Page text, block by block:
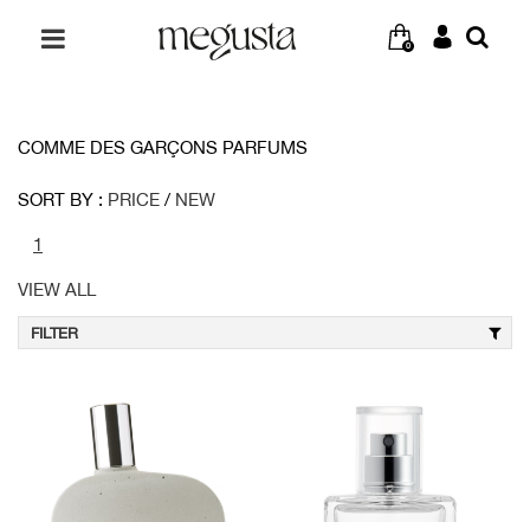
0
COMME DES GARÇONS PARFUMS
SORT BY : PRICE / NEW
1
VIEW ALL
FILTER